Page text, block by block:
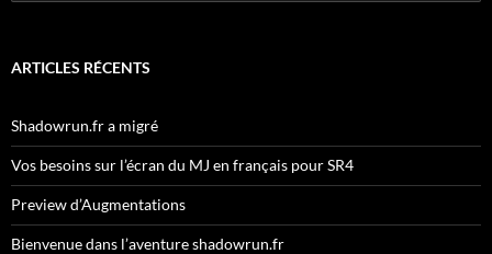
ARTICLES RÉCENTS
Shadowrun.fr a migré
Vos besoins sur l’écran du MJ en français pour SR4
Preview d’Augmentations
Bienvenue dans l’aventure shadowrun.fr